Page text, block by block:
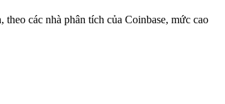
các nhà phân tích của Coinbase, mức cao